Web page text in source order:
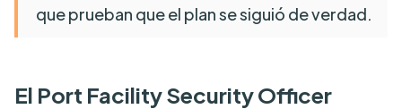
que prueban que el plan se siguió de verdad.
El Port Facility Security Officer